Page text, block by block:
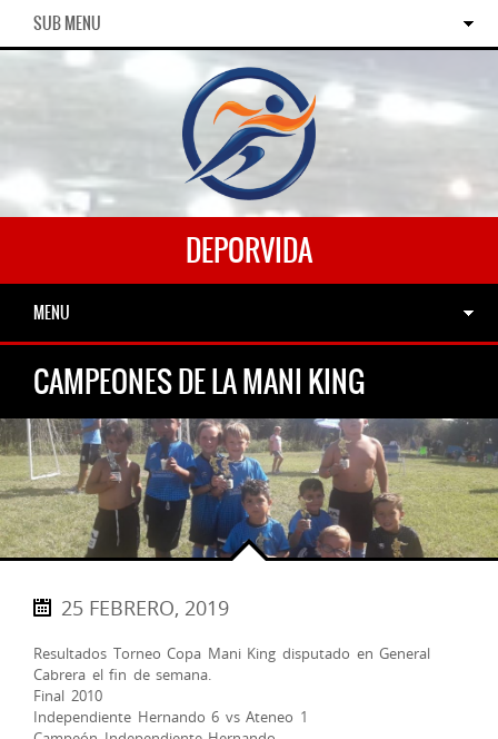
SUB MENU
DEPORVIDA
MENU
CAMPEONES DE LA MANI KING
25 FEBRERO, 2019
Resultados Torneo Copa Mani King disputado en General
Cabrera el fin de semana.
Final 2010
Independiente Hernando 6 vs Ateneo 1